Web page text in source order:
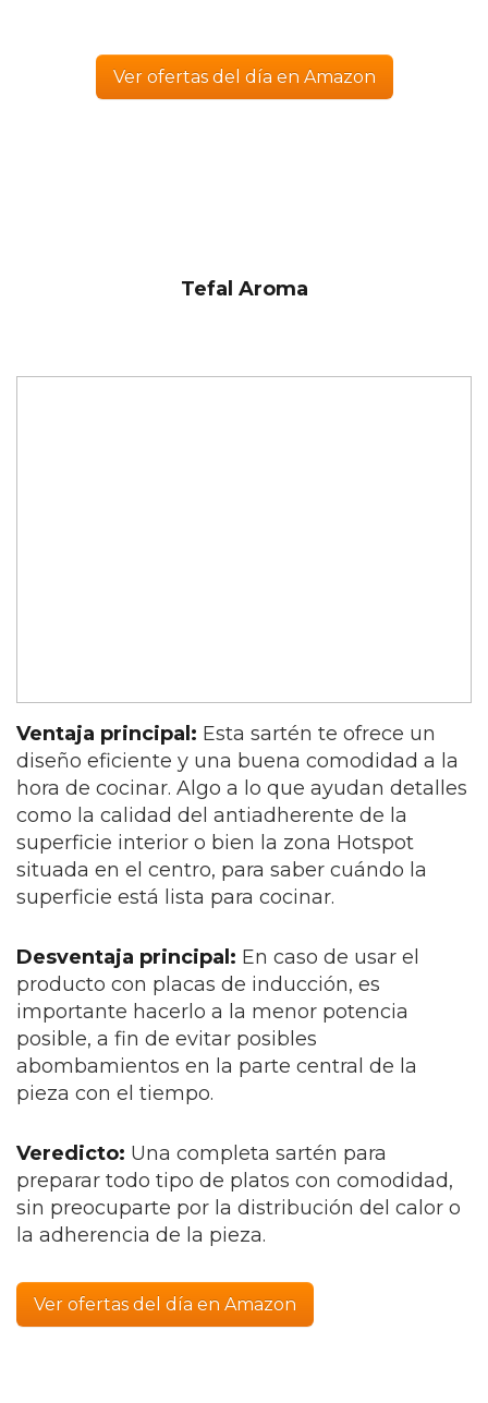
Ver ofertas del día en Amazon
Tefal Aroma
Ventaja principal: Esta sartén te ofrece un
diseño eficiente y una buena comodidad a la
hora de cocinar. Algo a lo que ayudan detalles
como la calidad del antiadherente de la
superficie interior o bien la zona Hotspot
situada en el centro, para saber cuándo la
superficie está lista para cocinar.
Desventaja principal: En caso de usar el
producto con placas de inducción, es
importante hacerlo a la menor potencia
posible, a fin de evitar posibles
abombamientos en la parte central de la
pieza con el tiempo.
Veredicto: Una completa sartén para
preparar todo tipo de platos con comodidad,
sin preocuparte por la distribución del calor o
la adherencia de la pieza.
Ver ofertas del día en Amazon